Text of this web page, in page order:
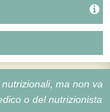
ma non va
o del nutrizionista